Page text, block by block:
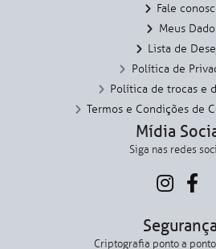
Fale
Meus
Lista de
Política de
Política de trocas e
Termos e Condições de
Mídia
Siga nas redes
Segurança
Criptografia ponto a